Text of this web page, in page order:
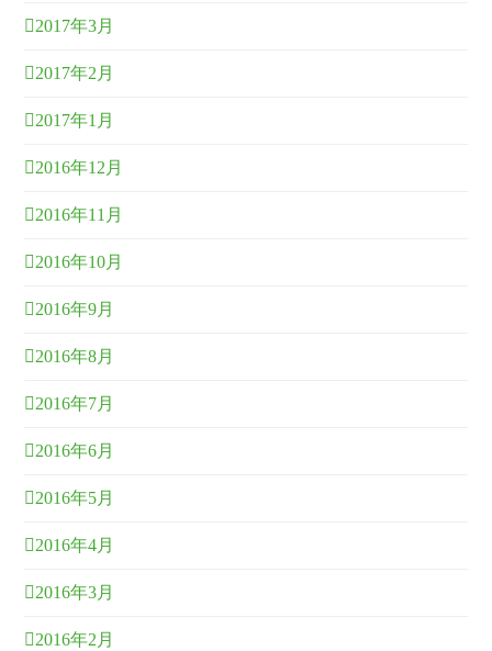
2017年3月
2017年2月
2017年1月
2016年12月
2016年11月
2016年10月
2016年9月
2016年8月
2016年7月
2016年6月
2016年5月
2016年4月
2016年3月
2016年2月